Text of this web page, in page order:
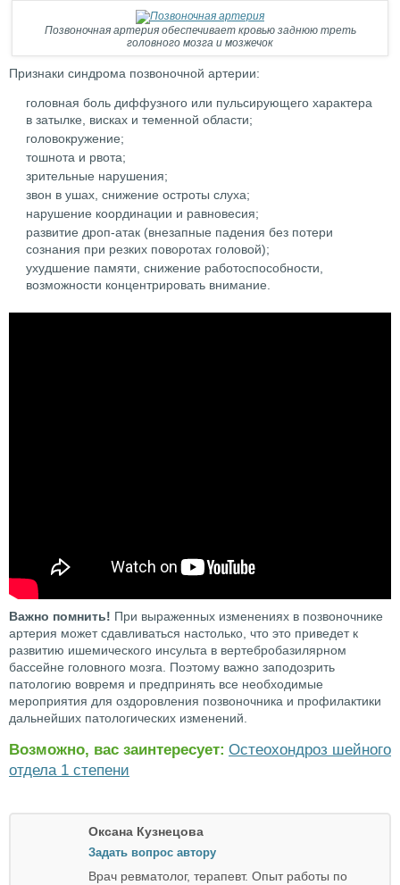
Позвоночная артерия обеспечивает кровью заднюю треть
головного мозга и мозжечок
Признаки синдрома позвоночной артерии:
головная боль диффузного или пульсирующего характера
в затылке, висках и теменной области;
головокружение;
тошнота и рвота;
зрительные нарушения;
звон в ушах, снижение остроты слуха;
нарушение координации и равновесия;
развитие дроп-атак (внезапные падения без потери
сознания при резких поворотах головой);
ухудшение памяти, снижение работоспособности,
возможности концентрировать внимание.
Важно помнить! При выраженных изменениях в позвоночнике
артерия может сдавливаться настолько, что это приведет к
развитию ишемического инсульта в вертебробазилярном
бассейне головного мозга. Поэтому важно заподозрить
патологию вовремя и предпринять все необходимые
мероприятия для оздоровления позвоночника и профилактики
дальнейших патологических изменений.
Возможно, вас заинтересует: Остеохондроз шейного
отдела 1 степени
Оксана Кузнецова
Задать вопрос автору
Врач ревматолог, терапевт. Опыт работы по